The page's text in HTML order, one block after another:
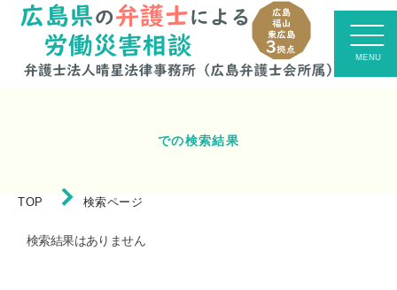
での検索結果
TOP 検索ページ
検索結果はありません